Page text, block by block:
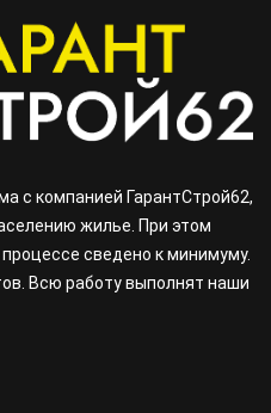
с компанией ГарантСтрой62,
жилье. При этом
сведено к минимуму.
Всю работу выполнят наши